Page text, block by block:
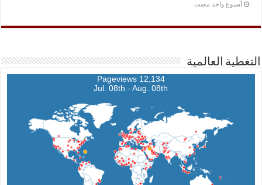
‏أسبوع واحد مضت
التغطية العالمية
12,134 Pageviews
Jul. 08th - Aug. 08th